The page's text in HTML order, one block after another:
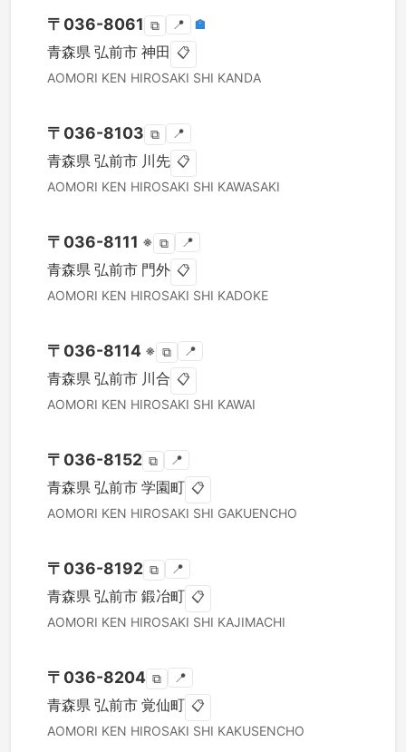
〒 036-8061 ⧉ 📍 🏣
青森県 弘前市 神田 📋
AOMORI KEN HIROSAKI SHI KANDA
〒 036-8103 ⧉ 📍
青森県 弘前市 川先 📋
AOMORI KEN HIROSAKI SHI KAWASAKI
〒 036-8111 ※ ⧉ 📍
青森県 弘前市 門外 📋
AOMORI KEN HIROSAKI SHI KADOKE
〒 036-8114 ※ ⧉ 📍
青森県 弘前市 川合 📋
AOMORI KEN HIROSAKI SHI KAWAI
〒 036-8152 ⧉ 📍
青森県 弘前市 学園町 📋
AOMORI KEN HIROSAKI SHI GAKUENCHO
〒 036-8192 ⧉ 📍
青森県 弘前市 鍛冶町 📋
AOMORI KEN HIROSAKI SHI KAJIMACHI
〒 036-8204 ⧉ 📍
青森県 弘前市 覚仙町 📋
AOMORI KEN HIROSAKI SHI KAKUSENCHO